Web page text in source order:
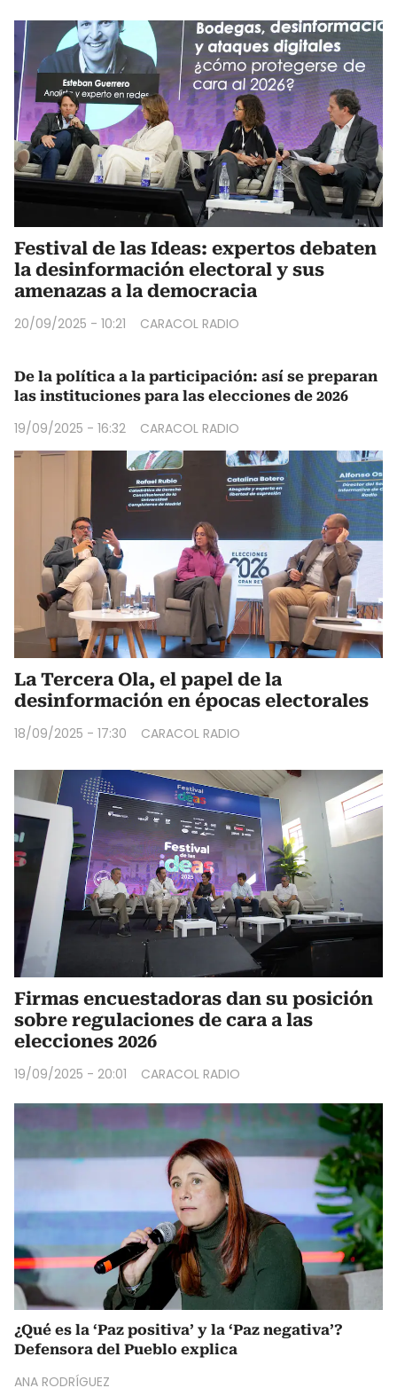
Festival de las Ideas: expertos debaten
la desinformación electoral y sus
amenazas a la democracia
20/09/2025 - 10:21 CARACOL RADIO
De la política a la participación: así se preparan
las instituciones para las elecciones de 2026
19/09/2025 - 16:32 CARACOL RADIO
La Tercera Ola, el papel de la
desinformación en épocas electorales
18/09/2025 - 17:30 CARACOL RADIO
Firmas encuestadoras dan su posición
sobre regulaciones de cara a las
elecciones 2026
19/09/2025 - 20:01 CARACOL RADIO
¿Qué es la ‘Paz positiva’ y la ‘Paz negativa’?
Defensora del Pueblo explica
ANA RODRÍGUEZ